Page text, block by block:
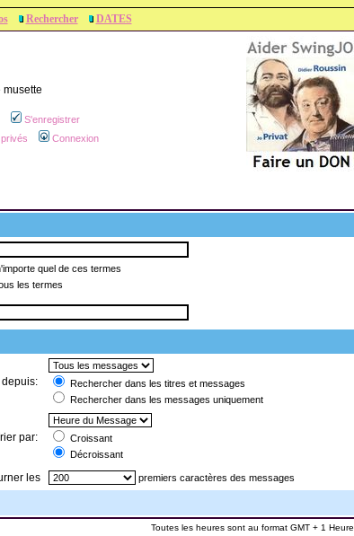
Rechercher DATES
musette
S'enregistrer
Connexion
quel de ces termes
les termes
depuis:
Rechercher dans les titres et messages
Rechercher dans les messages uniquement
par:
Croissant
Décroissant
les premiers caractères des messages
Toutes les heures sont au format GMT + 1 Heure